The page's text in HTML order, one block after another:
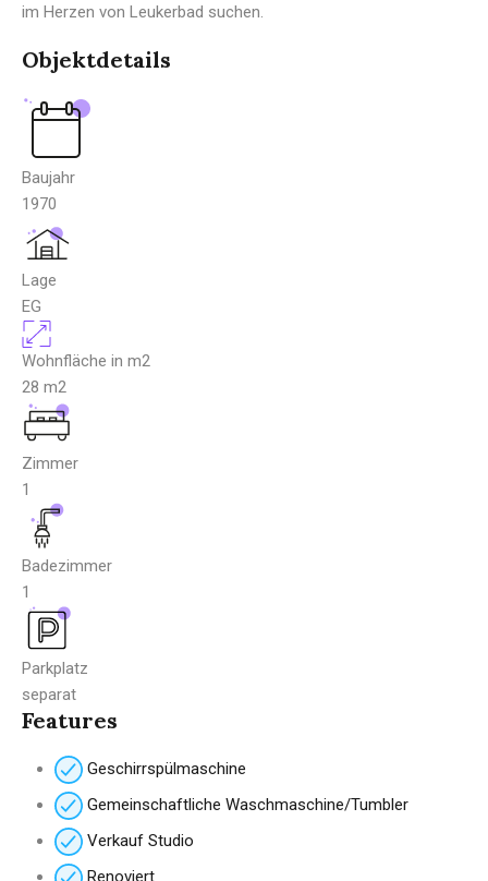
im Herzen von Leukerbad suchen.
Objektdetails
Baujahr
1970
Lage
EG
Wohnfläche in m2
28 m2
Zimmer
1
Badezimmer
1
Parkplatz
separat
Features
Geschirrspülmaschine
Gemeinschaftliche Waschmaschine/Tumbler
Verkauf Studio
Renoviert